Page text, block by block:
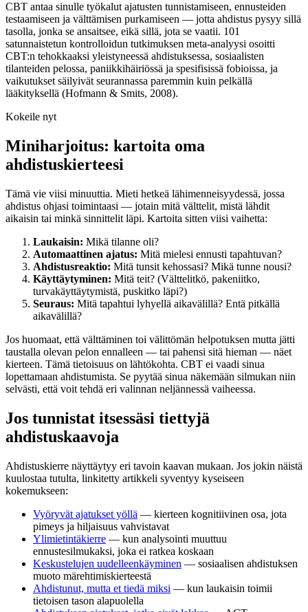
CBT antaa sinulle työkalut ajatusten tunnistamiseen, ennusteiden
testaamiseen ja välttämisen purkamiseen — jotta ahdistus pysyy sillä
tasolla, jonka se ansaitsee, eikä sillä, jota se vaatii. 101
satunnaistetun kontrolloidun tutkimuksen meta-analyysi osoitti
CBT:n tehokkaaksi yleistyneessä ahdistuksessa, sosiaalisten
tilanteiden pelossa, paniikkihäiriössä ja spesifisissä fobioissa, ja
vaikutukset säilyivät seurannassa paremmin kuin pelkällä
lääkityksellä (Hofmann & Smits, 2008).
Kokeile nyt
Miniharjoitus: kartoita oma
ahdistuskierteesi
Tämä vie viisi minuuttia. Mieti hetkeä lähimenneisyydessä, jossa
ahdistus ohjasi toimintaasi — jotain mitä välttelit, mistä lähdit
aikaisin tai minkä sinnittelit läpi. Kartoita sitten viisi vaihetta:
Laukaisin: Mikä tilanne oli?
Automaattinen ajatus: Mitä mielesi ennusti tapahtuvan?
Ahdistusreaktio: Mitä tunsit kehossasi? Mikä tunne nousi?
Käyttäytyminen: Mitä teit? (Välttelitkö, pakeniitko,
turvakäyttäytymistä, puskitko läpi?)
Seuraus: Mitä tapahtui lyhyellä aikavälillä? Entä pitkällä
aikavälillä?
Jos huomaat, että välttäminen toi välittömän helpotuksen mutta jätti
taustalla olevan pelon ennalleen — tai pahensi sitä hieman — näet
kierteen. Tämä tietoisuus on lähtökohta. CBT ei vaadi sinua
lopettamaan ahdistumista. Se pyytää sinua näkemään silmukan niin
selvästi, että voit tehdä eri valinnan neljännessä vaiheessa.
Jos tunnistat itsessäsi tiettyjä
ahdistuskaavoja
Ahdistuskierre näyttäytyy eri tavoin kaavan mukaan. Jos jokin näistä
kuulostaa tutulta, linkitetty artikkeli syventyy kyseiseen
kokemukseen:
Vyöryvät ajatukset yöllä — kierteen kognitiivinen osa, jota
pimeys ja hiljaisuus vahvistavat
Ylimietintäkierre — kun analysointi muuttuu
ennustesilmukaksi, joka ei ratkea koskaan
Keskustelujen uudelleenkäyminen — sosiaalisen ahdistuksen
muoto märehtimiskierteestä
Ahdistunut, mutta et tiedä miksi — kun laukaisin toimii
tietoisen tason alapuolella